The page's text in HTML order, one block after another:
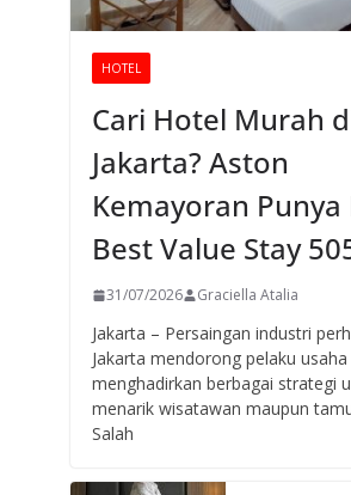
HOTEL
Cari Hotel Murah
Jakarta? Aston
Kemayoran
Best Value Stay
31/07/2026 Graciella Atalia
Jakarta – Persaingan industri
Jakarta mendorong pelaku usaha
menghadirkan berbagai strategi
menarik wisatawan maupun
Salah